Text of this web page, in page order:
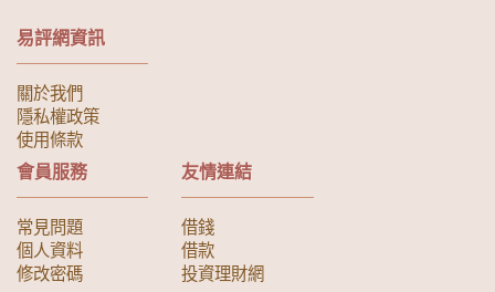
易評網資訊
關於我們
隱私權政策
使用條款
會員服務
常見問題
個人資料
修改密碼
友情連結
借錢
借款
投資理財網